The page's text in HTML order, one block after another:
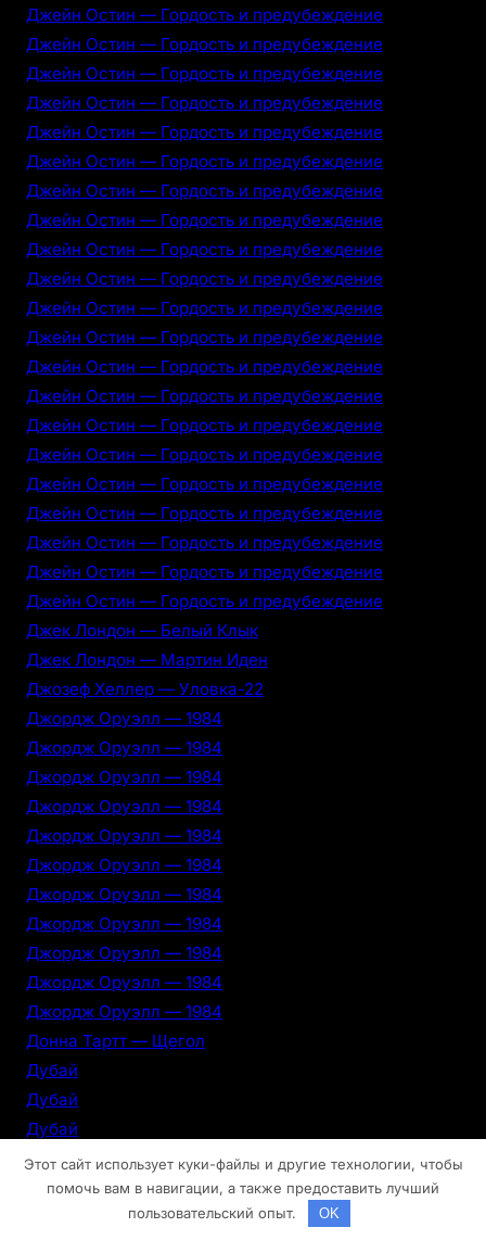
Джейн Остин — Гордость и предубеждение
Джейн Остин — Гордость и предубеждение
Джейн Остин — Гордость и предубеждение
Джейн Остин — Гордость и предубеждение
Джейн Остин — Гордость и предубеждение
Джейн Остин — Гордость и предубеждение
Джейн Остин — Гордость и предубеждение
Джейн Остин — Гордость и предубеждение
Джейн Остин — Гордость и предубеждение
Джейн Остин — Гордость и предубеждение
Джейн Остин — Гордость и предубеждение
Джейн Остин — Гордость и предубеждение
Джейн Остин — Гордость и предубеждение
Джейн Остин — Гордость и предубеждение
Джейн Остин — Гордость и предубеждение
Джейн Остин — Гордость и предубеждение
Джейн Остин — Гордость и предубеждение
Джейн Остин — Гордость и предубеждение
Джейн Остин — Гордость и предубеждение
Джейн Остин — Гордость и предубеждение
Джейн Остин — Гордость и предубеждение
Джек Лондон — Белый Клык
Джек Лондон — Мартин Иден
Джозеф Хеллер — Уловка-22
Джордж Оруэлл — 1984
Джордж Оруэлл — 1984
Джордж Оруэлл — 1984
Джордж Оруэлл — 1984
Джордж Оруэлл — 1984
Джордж Оруэлл — 1984
Джордж Оруэлл — 1984
Джордж Оруэлл — 1984
Джордж Оруэлл — 1984
Джордж Оруэлл — 1984
Джордж Оруэлл — 1984
Донна Тартт — Щегол
Дубай
Дубай
Дубай
Дубай
Дубай
Этот сайт использует куки-файлы и другие технологии, чтобы
помочь вам в навигации, а также предоставить лучший
пользовательский опыт.
OK